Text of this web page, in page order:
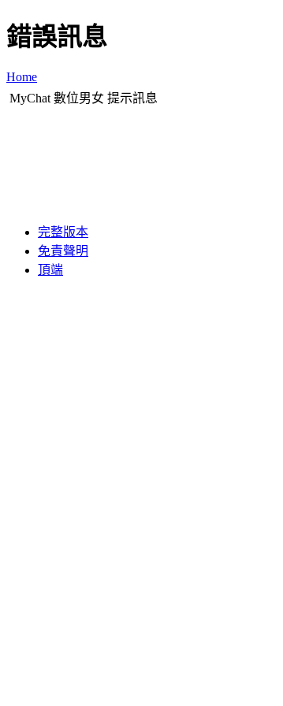
錯誤訊息
Home
MyChat 數位男女 提示訊息
完整版本
免責聲明
頂端